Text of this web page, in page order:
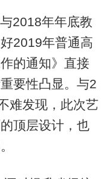
2018年年底教
2019年普通高
的通知》直接
要性凸显。与2
难发现，此次艺
顶层设计，也